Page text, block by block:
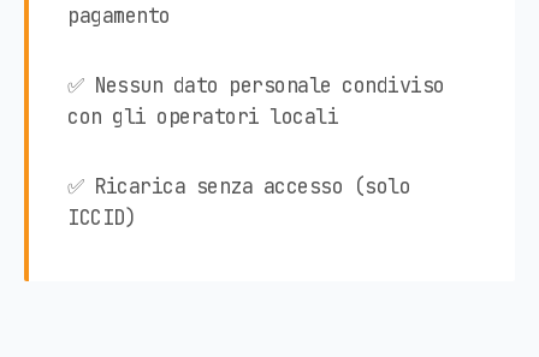
pagamento
✅ Nessun dato personale condiviso
con gli operatori locali
✅ Ricarica senza accesso (solo
ICCID)